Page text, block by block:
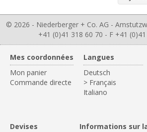
© 2026 - Niederberger + Co. AG -
+41 (0)41 318 60 70 - F +41
Mes coordonnées
Mon panier
Commande directe
Langues
Deutsch
> Français
Italiano
Devises Informations sur